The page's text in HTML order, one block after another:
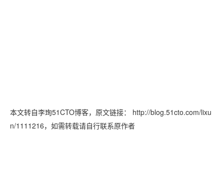
本文转自李珣51CTO博客，原文链接： http://blog.51cto.com/lixu
n/1111216，如需转载请自行联系原作者